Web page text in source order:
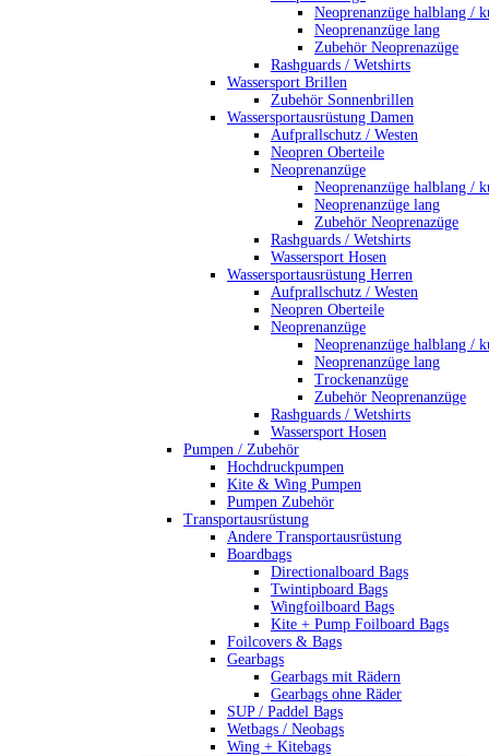
Neoprenanzüge halblang /
Neoprenanzüge lang
Zubehör Neoprenazüge
Rashguards / Wetshirts
Wassersport Brillen
Zubehör Sonnenbrillen
Wassersportausrüstung Damen
Aufprallschutz / Westen
Neopren Oberteile
Neoprenanzüge
Neoprenanzüge halblang /
Neoprenanzüge lang
Zubehör Neoprenazüge
Rashguards / Wetshirts
Wassersport Hosen
Wassersportausrüstung Herren
Aufprallschutz / Westen
Neopren Oberteile
Neoprenanzüge
Neoprenanzüge halblang /
Neoprenanzüge lang
Trockenanzüge
Zubehör Neoprenanzüge
Rashguards / Wetshirts
Wassersport Hosen
Pumpen / Zubehör
Hochdruckpumpen
Kite & Wing Pumpen
Pumpen Zubehör
Transportausrüstung
Andere Transportausrüstung
Boardbags
Directionalboard Bags
Twintipboard Bags
Wingfoilboard Bags
Kite + Pump Foilboard Bags
Foilcovers & Bags
Gearbags
Gearbags mit Rädern
Gearbags ohne Räder
SUP / Paddel Bags
Wetbags / Neobags
Wing + Kitebags